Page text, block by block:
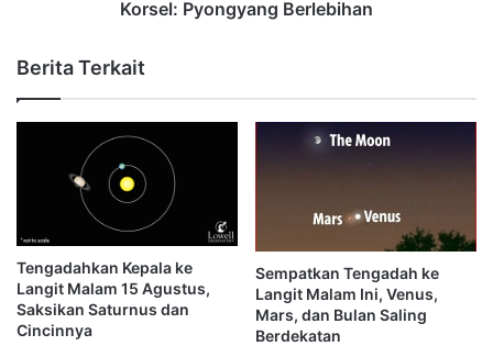
Korsel: Pyongyang Berlebihan
Berita Terkait
Tengadahkan Kepala ke
Langit Malam 15 Agustus,
Saksikan Saturnus dan
Cincinnya
Sempatkan Tengadah ke
Langit Malam Ini, Venus,
Mars, dan Bulan Saling
Berdekatan